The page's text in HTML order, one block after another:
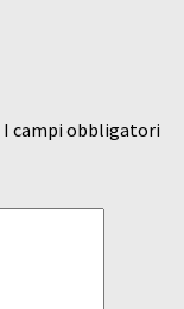
I campi obbligatori